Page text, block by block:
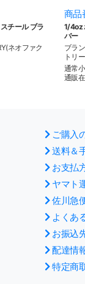
チール ブラ
ネオファク
商
1/4oz
バー
ブラ
トリ
通常
通販
ご購入
送料＆
お支払
ヤマト
佐川急
よくあ
お振込
配達情
特定商